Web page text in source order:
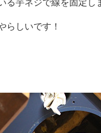
る芋ネジで線を固定し
らしいです！